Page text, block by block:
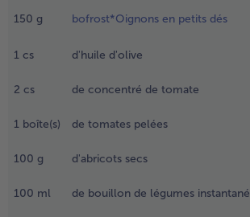
150 g bofrost*Oignons en petits dés
1 cs d'huile d'olive
2 cs de concentré de tomate
1 boîte(s) de tomates pelées
100 g d'abricots secs
100 ml de bouillon de légumes instantané
°C.
dés
une
de l'huile